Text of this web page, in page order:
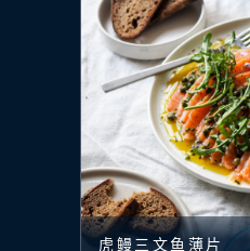
虎鳗三文鱼薄片